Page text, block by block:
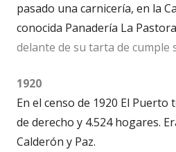
pasado una carnicería, en la
conocida Panadería La
delante de su tarta de cumple
1920
En el censo de 1920 El Puerto
de derecho y 4.524 hogares.
Calderón y Paz.